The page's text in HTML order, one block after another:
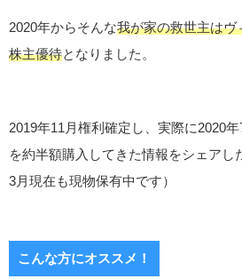
2020年からそんな我が家の救世主はヴ
株主優待となりました。
2019年11月権利確定し、実際に2020
を約半額購入してきた情報をシェアし
3月現在も現物保有中です）
こんな方にオススメ！